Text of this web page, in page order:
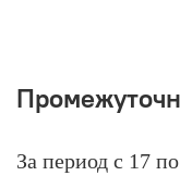
За период с 17